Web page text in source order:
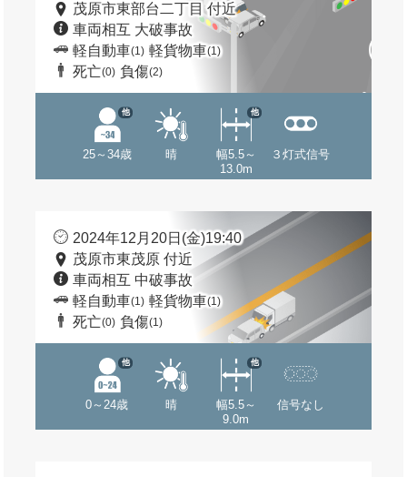
茂原市東部台二丁目 付近
車両相互 大破事故
軽自動車(1) 軽貨物車(1)
死亡(0) 負傷(2)
25～34歳
他
晴
幅5.5～
13.0m
他
３灯式信号
2024年12月20日(金)19:40
茂原市東茂原 付近
車両相互 中破事故
軽自動車(1) 軽貨物車(1)
死亡(0) 負傷(1)
0～24歳
他
晴
幅5.5～
9.0m
他
信号なし